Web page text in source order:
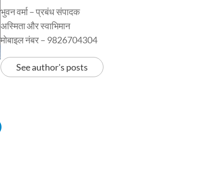
भुवन वर्मा – प्रबंध संपादक
अस्मिता और स्वाभिमान
मोबाइल नंबर – 9826704304
See author's posts